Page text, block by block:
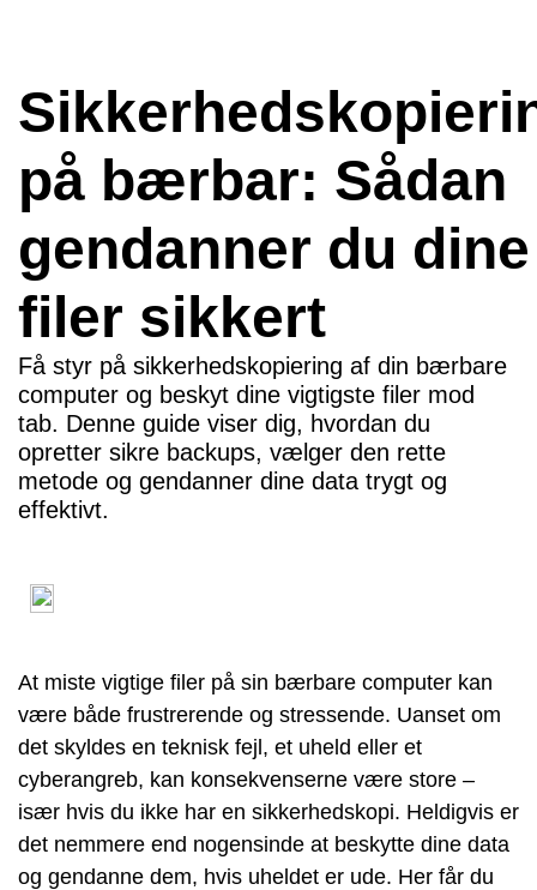
på bærbar: Sådan
gendanner du dine
filer sikkert
Få styr på sikkerhedskopiering af din bærbare
computer og beskyt dine vigtigste filer mod
tab. Denne guide viser dig, hvordan du
opretter sikre backups, vælger den rette
metode og gendanner dine data trygt og
effektivt.
At miste vigtige filer på sin bærbare computer kan
være både frustrerende og stressende. Uanset om
det skyldes en teknisk fejl, et uheld eller et
cyberangreb, kan konsekvenserne være store –
især hvis du ikke har en sikkerhedskopi. Heldigvis er
det nemmere end nogensinde at beskytte dine data
og gendanne dem, hvis uheldet er ude. Her får du